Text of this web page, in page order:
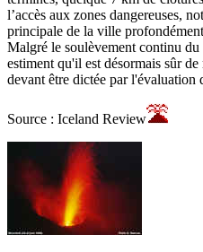
l’accès aux zones dangereuses,
principale de la ville
Malgré le soulèvement continu
estiment qu'il est désormais sûr
devant être dictée par l'évaluation
Source : Iceland Review